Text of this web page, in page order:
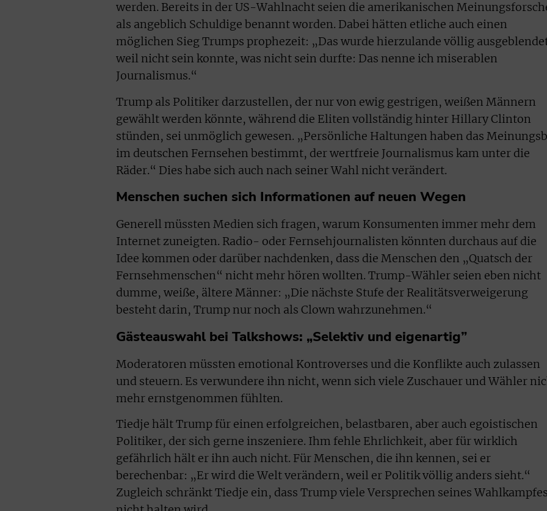
werden. Bereits in der US-Wahlnacht seien die amerikanischen
als angeblich Schuldige benannt worden. Dabei hätten etliche auch einen
möglichen Sieg Trumps prophezeit: „Das wurde hierzulande völlig
weil nicht sein konnte, was nicht sein durfte: Das nenne ich miserablen
Journalismus.“
Trump als Politiker darzustellen, der nur von ewig gestrigen, weißen Männern
gewählt werden könnte, während die Eliten vollständig hinter Hillary Clinton
stünden, sei unmöglich gewesen. „Persönliche Haltungen haben das
im deutschen Fernsehen bestimmt, der wertfreie Journalismus kam unter die
Räder.“ Dies habe sich auch nach seiner Wahl nicht verändert.
Menschen suchen sich Informationen auf neuen Wegen
Generell müssten Medien sich fragen, warum Konsumenten immer mehr dem
Internet zuneigten. Radio- oder Fernsehjournalisten könnten durchaus auf die
Idee kommen oder darüber nachdenken, dass die Menschen den „Quatsch der
Fernsehmenschen“ nicht mehr hören wollten. Trump-Wähler seien eben nicht
dumme, weiße, ältere Männer: „Die nächste Stufe der Realitätsverweigerung
besteht darin, Trump nur noch als Clown wahrzunehmen.“
Gästeauswahl bei Talkshows: „Selektiv und eigenartig”
Moderatoren müssten emotional Kontroverses und die Konflikte auch zulassen
und steuern. Es verwundere ihn nicht, wenn sich viele Zuschauer und Wähler
mehr ernstgenommen fühlten.
Tiedje hält Trump für einen erfolgreichen, belastbaren, aber auch egoistischen
Politiker, der sich gerne inszeniere. Ihm fehle Ehrlichkeit, aber für wirklich
gefährlich hält er ihn auch nicht. Für Menschen, die ihn kennen, sei er
berechenbar: „Er wird die Welt verändern, weil er Politik völlig anders sieht.“
Zugleich schränkt Tiedje ein, dass Trump viele Versprechen seines